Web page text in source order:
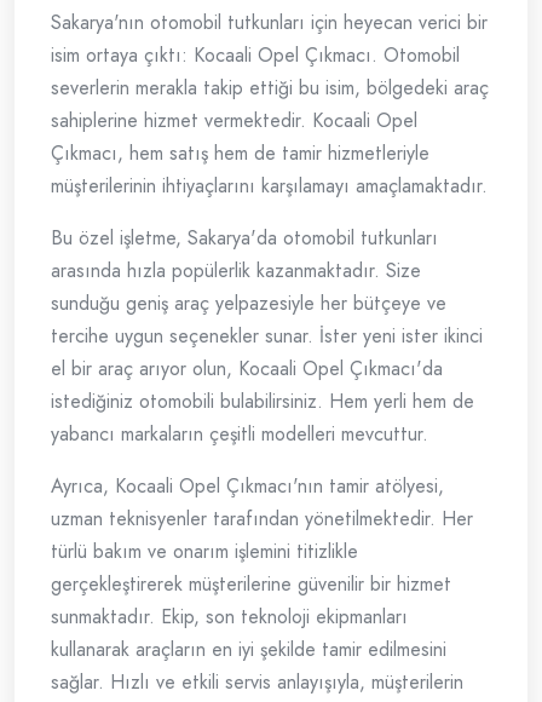
Sakarya'nın otomobil tutkunları için heyecan verici bir
isim ortaya çıktı: Kocaali Opel Çıkmacı. Otomobil
severlerin merakla takip ettiği bu isim, bölgedeki araç
sahiplerine hizmet vermektedir. Kocaali Opel
Çıkmacı, hem satış hem de tamir hizmetleriyle
müşterilerinin ihtiyaçlarını karşılamayı amaçlamaktadır.
Bu özel işletme, Sakarya'da otomobil tutkunları
arasında hızla popülerlik kazanmaktadır. Size
sunduğu geniş araç yelpazesiyle her bütçeye ve
tercihe uygun seçenekler sunar. İster yeni ister ikinci
el bir araç arıyor olun, Kocaali Opel Çıkmacı'da
istediğiniz otomobili bulabilirsiniz. Hem yerli hem de
yabancı markaların çeşitli modelleri mevcuttur.
Ayrıca, Kocaali Opel Çıkmacı'nın tamir atölyesi,
uzman teknisyenler tarafından yönetilmektedir. Her
türlü bakım ve onarım işlemini titizlikle
gerçekleştirerek müşterilerine güvenilir bir hizmet
sunmaktadır. Ekip, son teknoloji ekipmanları
kullanarak araçların en iyi şekilde tamir edilmesini
sağlar. Hızlı ve etkili servis anlayışıyla, müşterilerin